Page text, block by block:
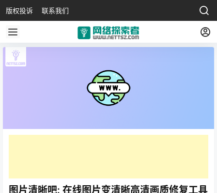
版权投诉 联系我们
图片清晰吧: 在线图片变清晰高清画质修复工具